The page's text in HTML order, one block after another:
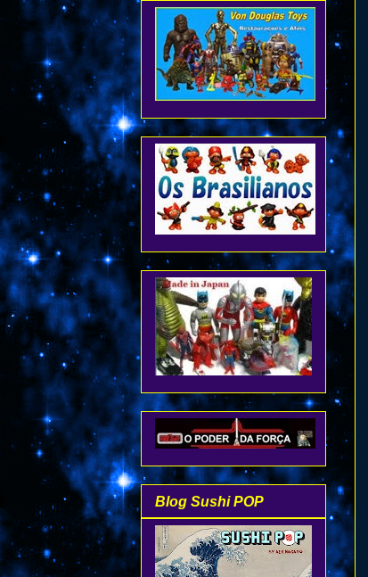
Blog Sushi POP